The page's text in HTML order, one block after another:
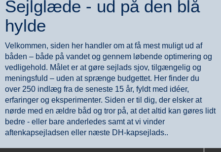
Sejlglæde - ud på den blå
hylde
Velkommen, siden her handler om at få mest muligt ud af
båden – både på vandet og gennem løbende optimering og
vedligehold. Målet er at gøre sejlads sjov, tilgængelig og
meningsfuld – uden at sprænge budgettet. Her finder du
over 250 indlæg fra de seneste 15 år, fyldt med idéer,
erfaringer og eksperimenter. Siden er til dig, der elsker at
nørde med en ældre båd og tror på, at det altid kan gøres lidt
bedre - eller bare anderledes samt at vi vinder
aftenkapsejladsen eller næste DH-kapsejlads..